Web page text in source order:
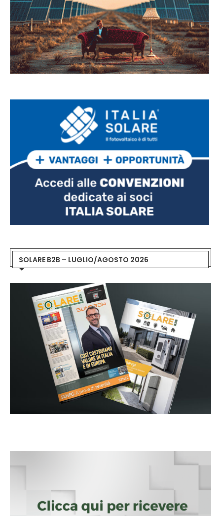
SOLARE B2B – LUGLIO/AGOSTO 2026